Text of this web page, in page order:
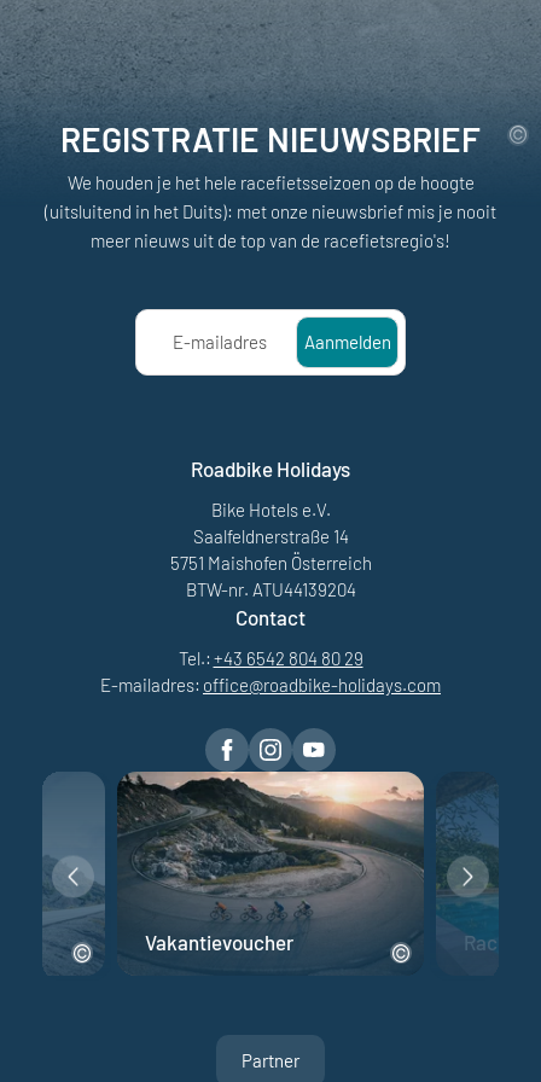
REGISTRATIE NIEUWSBRIEF
We houden je het hele racefietsseizoen op de hoogte
(uitsluitend in het Duits): met onze nieuwsbrief mis je nooit
meer nieuws uit de top van de racefietsregio's!
E-mailadres Aanmelden
Roadbike Holidays
Bike Hotels e.V.
Saalfeldnerstraße 14
5751 Maishofen Österreich
BTW-nr. ATU44139204
Contact
Tel.: +43 6542 804 80 29
E-mailadres: office@roadbike-holidays.com
Vakantievoucher
Partner